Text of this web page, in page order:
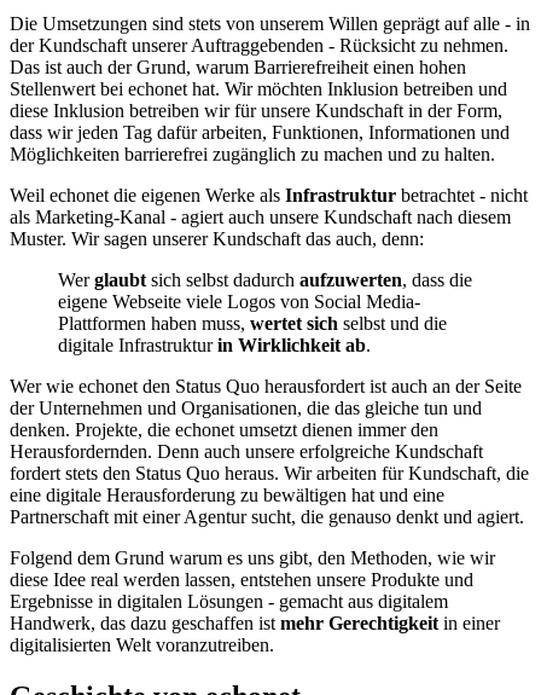
Die Umsetzungen sind stets von unserem Willen geprägt auf alle - in
der Kundschaft unserer Auftraggebenden - Rücksicht zu nehmen.
Das ist auch der Grund, warum Barrierefreiheit einen hohen
Stellenwert bei echonet hat. Wir möchten Inklusion betreiben und
diese Inklusion betreiben wir für unsere Kundschaft in der Form,
dass wir jeden Tag dafür arbeiten, Funktionen, Informationen und
Möglichkeiten barrierefrei zugänglich zu machen und zu halten.
Weil echonet die eigenen Werke als Infrastruktur betrachtet - nicht
als Marketing-Kanal - agiert auch unsere Kundschaft nach diesem
Muster. Wir sagen unserer Kundschaft das auch, denn:
Werglaubtsich selbst dadurch aufzuwerten, dass die
eigene Webseite viele Logos von Social Media-
Plattformen haben muss, wertet sich selbst und die
digitale Infrastrukturin Wirklichkeit ab.
Wer wie echonet den Status Quo herausfordert ist auch an der Seite
der Unternehmen und Organisationen, die das gleiche tun und
denken. Projekte, die echonet umsetzt dienen immer den
Herausfordernden. Denn auch unsere erfolgreiche Kundschaft
fordert stets den Status Quo heraus. Wir arbeiten für Kundschaft, die
eine digitale Herausforderung zu bewältigen hat und eine
Partnerschaft mit einer Agentur sucht, die genauso denkt und agiert.
Folgend dem Grund warum es uns gibt, den Methoden, wie wir
diese Idee real werden lassen, entstehen unsere Produkte und
Ergebnisse in digitalen Lösungen - gemacht aus digitalem
Handwerk, das dazu geschaffen istmehr Gerechtigkeitin einer
digitalisierten Welt voranzutreiben.